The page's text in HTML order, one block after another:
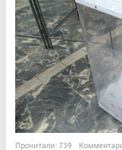
Прочитали: 739